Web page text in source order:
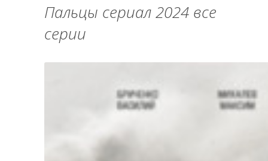
Пальцы сериал 2024 все
серии